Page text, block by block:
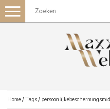
Toggle
navigation
Home /Tags /